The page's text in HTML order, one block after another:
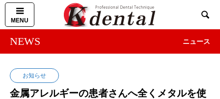

NEWS ニュース
お知らせ
金属アレルギーの患者さんへ全くメタルを使